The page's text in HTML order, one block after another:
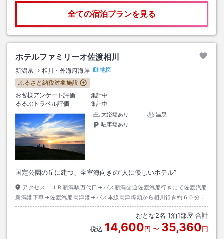
全ての宿泊プランを見る
ホテルファミリーオ佐渡相川
新潟県 相川・外海府海岸
地図
ふるさと納税対象施設
お客様アンケート評価
集計中
るるぶトラベル評価
集計中
大浴場あり
温泉
駐車場あり
国定公園の丘に建つ、全室海向きの”人に優しいホテル”
アクセス：
ＪＲ新潟駅万代口→バス新潟交通佐渡汽船行きにて佐渡汽船
新潟港下車→佐渡汽船両津港→バス本線両津埠頭から相川行き約６０分相
川下車→相川からホテルまで送迎有（要予約）
おとな2名 1泊1部屋 合計
税込 14,600円 〜 35,360円